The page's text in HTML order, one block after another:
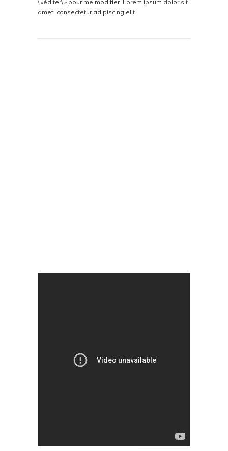
\ »éditer\ » pour me modifier. Lorem ipsum dolor sit
amet, consectetur adipiscing elit.